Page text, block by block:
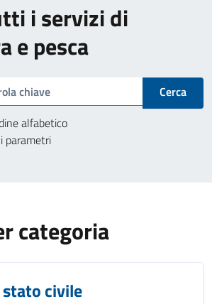
i servizi di
e pesca
Cerca
alfabetico
parametri
categoria
civile